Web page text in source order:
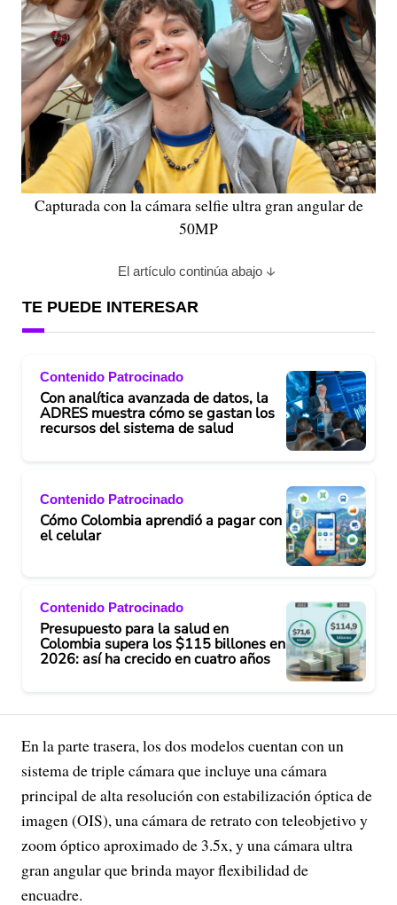
Capturada con la cámara selfie ultra gran angular de
50MP
El artículo continúa abajo
TE PUEDE INTERESAR
Contenido Patrocinado
Con analítica avanzada de datos, la
ADRES muestra cómo se gastan los
recursos del sistema de salud
Contenido Patrocinado
Cómo Colombia aprendió a pagar con
el celular
Contenido Patrocinado
Presupuesto para la salud en
Colombia supera los $115 billones en
2026: así ha crecido en cuatro años
En la parte trasera, los dos modelos cuentan con un
sistema de triple cámara que incluye una cámara
principal de alta resolución con estabilización óptica de
imagen (OIS), una cámara de retrato con teleobjetivo y
zoom óptico aproximado de 3.5x, y una cámara ultra
gran angular que brinda mayor flexibilidad de
encuadre.